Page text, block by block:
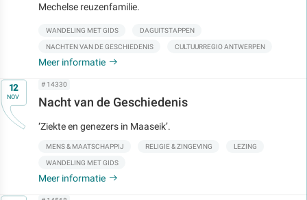
Mechelse reuzenfamilie.
WANDELING MET GIDS DAGUITSTAPPEN
NACHTEN VAN DE GESCHIEDENIS CULTUURREGIO ANTWERPEN
Meer informatie
Op12
NOV
# 14330
Nacht van de Geschiedenis
‘Ziekte en genezers in Maaseik’.
MENS & MAATSCHAPPIJ RELIGIE & ZINGEVING LEZING
WANDELING MET GIDS
Meer informatie